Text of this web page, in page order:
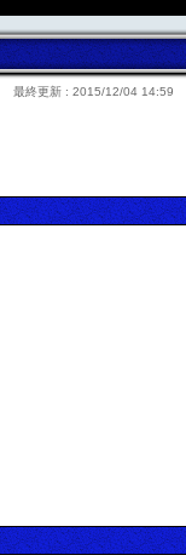
最終更新 : 2015/12/04 14:59